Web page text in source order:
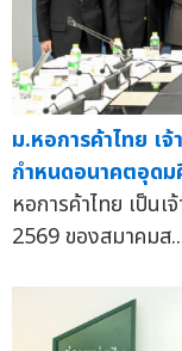
ม.หอการค้าไทย เ
กำหนดอนาคตอุด
หอการค้าไทย เป็น
2569 ของสมาคมส